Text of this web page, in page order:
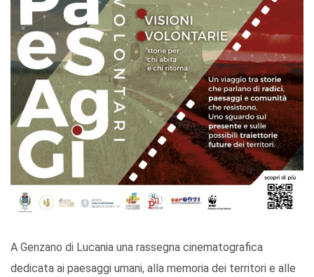
A Genzano di Lucania una rassegna cinematografica
dedicata ai paesaggi umani, alla memoria dei territori e alle